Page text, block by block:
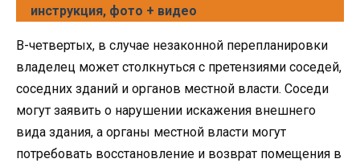
инструкция, фото + видео
В-четвертых, в случае незаконной перепланировки
владелец может столкнуться с претензиями соседей,
соседних зданий и органов местной власти. Соседи
могут заявить о нарушении искажения внешнего
вида здания, а органы местной власти могут
потребовать восстановление и возврат помещения в